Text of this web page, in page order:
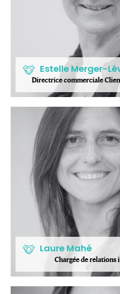
Estelle Merger-
Directrice commerciale
Laure Mahé
Chargée de relations